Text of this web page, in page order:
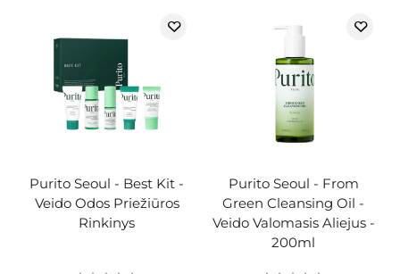
Purito Seoul - Best Kit -
Veido Odos Priežiūros
Rinkinys
Purito Seoul - From
Green Cleansing Oil -
Veido Valomasis Aliejus -
200ml